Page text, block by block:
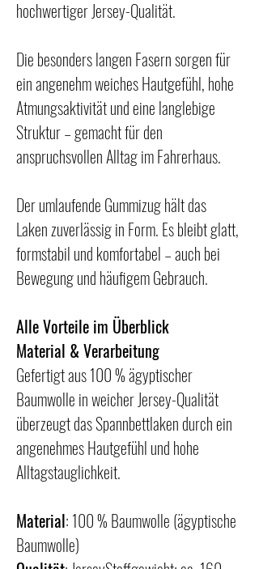
hochwertiger Jersey-Qualität.
Die besonders langen Fasern sorgen für
ein angenehm weiches Hautgefühl, hohe
Atmungsaktivität und eine langlebige
Struktur – gemacht für den
anspruchsvollen Alltag im Fahrerhaus.
Der umlaufende Gummizug hält das
Laken zuverlässig in Form. Es bleibt glatt,
formstabil und komfortabel – auch bei
Bewegung und häufigem Gebrauch.
Alle Vorteile im Überblick
Material & Verarbeitung
Gefertigt aus 100 % ägyptischer
Baumwolle in weicher Jersey-Qualität
überzeugt das Spannbettlaken durch ein
angenehmes Hautgefühl und hohe
Alltagstauglichkeit.
Material: 100 % Baumwolle (ägyptische
Baumwolle)